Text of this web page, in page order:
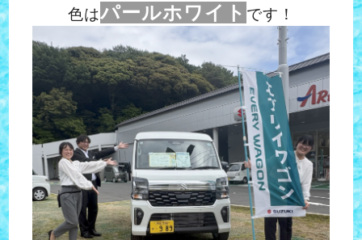
色はパールホワイト です！